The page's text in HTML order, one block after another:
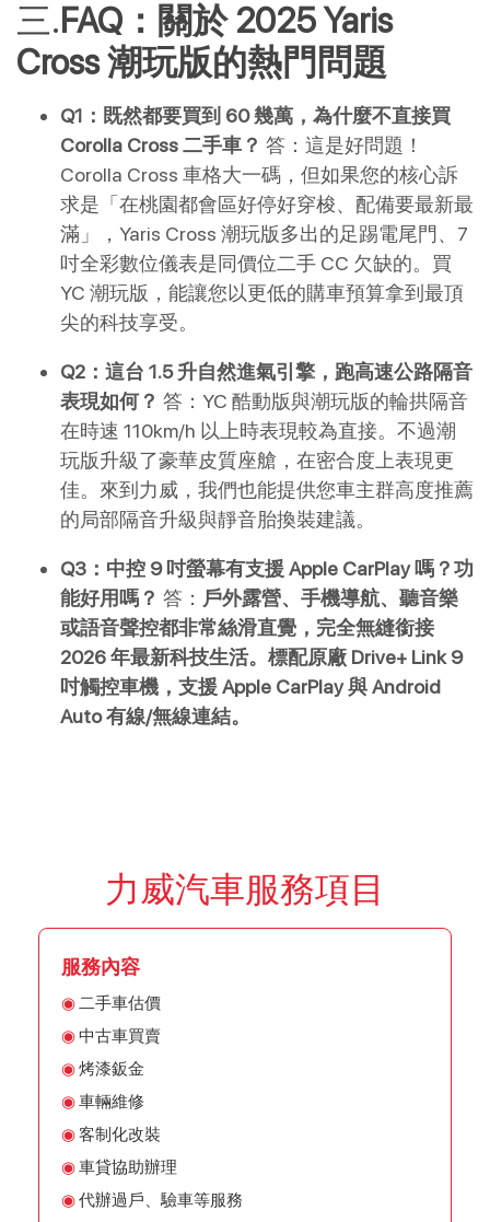
FAQ：關於 2025 Yaris
Cross 潮玩版的熱門問題
Q1：既然都要買到 60 幾萬，為什麼不直接買
Corolla Cross 二手車？ 答：這是好問題！
Corolla Cross 車格大一碼，但如果您的核心訴
求是「在桃園都會區好停好穿梭、配備要最新最
滿」，Yaris Cross 潮玩版多出的足踢電尾門、7
吋全彩數位儀表是同價位二手 CC 欠缺的。買
YC 潮玩版，能讓您以更低的購車預算拿到最頂
尖的科技享受。
Q2：這台 1.5 升自然進氣引擎，跑高速公路隔音
表現如何？ 答：YC 酷動版與潮玩版的輪拱隔音
在時速 110km/h 以上時表現較為直接。不過潮
玩版升級了豪華皮質座艙，在密合度上表現更
佳。來到力威，我們也能提供您車主群高度推薦
的局部隔音升級與靜音胎換裝建議。
Q3：中控 9 吋螢幕有支援 Apple CarPlay 嗎？功
能好用嗎？ 答： 戶外露營、手機導航、聽音樂
或語音聲控都非常絲滑直覺，完全無縫銜接
2026 年最新科技生活。標配原廠 Drive+ Link 9
吋觸控車機，支援 Apple CarPlay 與 Android
Auto 有線/無線連結。
力威汽車服務項目
服務內容
二手車估價
中古車買賣
烤漆鈑金
車輛維修
客制化改裝
車貸協助辦理
代辦過戶、驗車等服務